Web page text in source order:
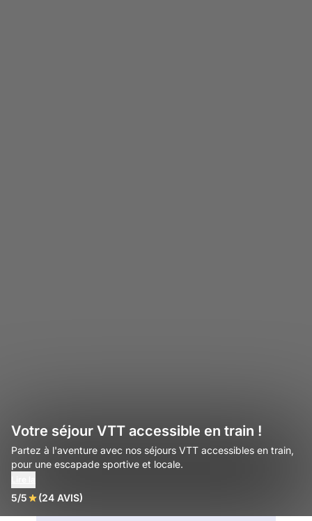
Votre séjour VTT accessible en train !
Partez à l'aventure avec nos séjours VTT accessibles en train,
pour une escapade sportive et locale.
5/5 (24 AVIS)